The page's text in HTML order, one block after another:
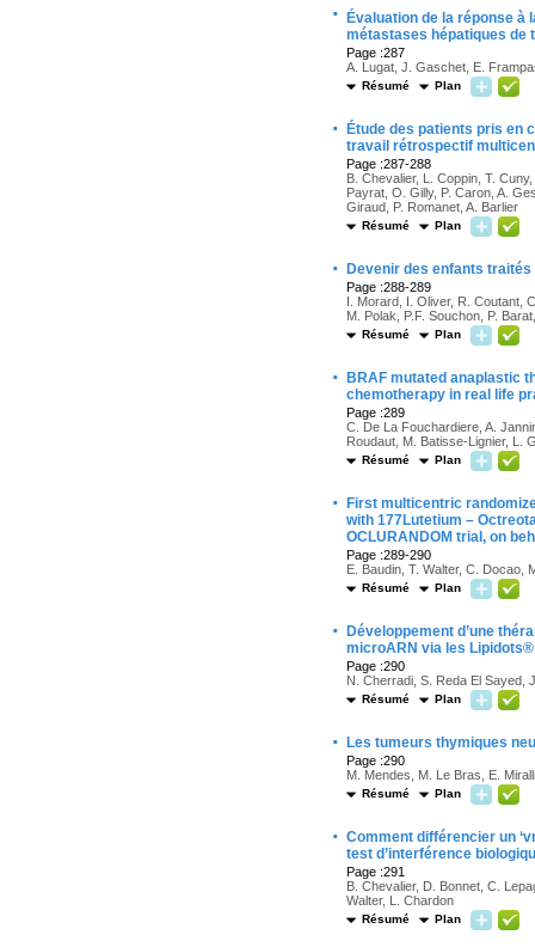
·
Évaluation de la réponse
métastases hépatiques de
Page :287
A. Lugat, J. Gaschet, E.
Résumé Plan
·
Étude des patients pris en
travail rétrospectif
Page :287-288
B. Chevalier, L. Coppin, T.
Payrat, O. Gilly, P. Caron, A.
Giraud, P. Romanet, A. Barlier
Résumé Plan
· Devenir des enfants traités
Page :288-289
I. Morard, I. Oliver, R. Coutant,
M. Polak, P.F. Souchon, P.
Résumé Plan
·
BRAF mutated anaplastic
chemotherapy in real life
Page :289
C. De La Fouchardiere, A.
Roudaut, M. Batisse-Lignier, L.
Résumé Plan
·
First multicentric
with 177Lutetium –
OCLURANDOM trial, on
Page :289-290
E. Baudin, T. Walter, C. Docao,
Résumé Plan
·
Développement d’une
microARN via les Lipidots®
Page :290
N. Cherradi, S. Reda El Sayed,
Résumé Plan
· Les tumeurs thymiques
Page :290
M. Mendes, M. Le Bras, E.
Résumé Plan
· Comment différencier un
test d’interférence
Page :291
B. Chevalier, D. Bonnet, C.
Walter, L. Chardon
Résumé Plan